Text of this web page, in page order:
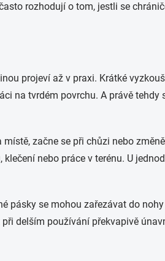
rozhodují o tom, jestli se
projeví až v praxi. Krátké
na tvrdém povrchu. A právě tehdy
začne se při chůzi nebo
nebo práce v terénu. U
pásky se mohou zařezávat do
delším používání překvapivě